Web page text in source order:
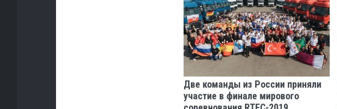
Две команды из России приняли
участие в финале мирового